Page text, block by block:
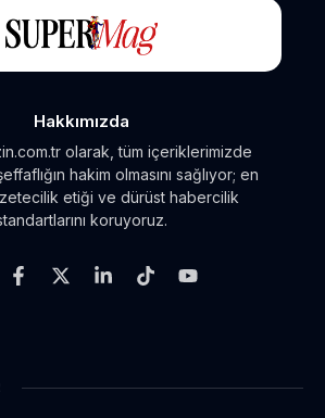
Hakkımızda
olarak, tüm içeriklerimizde
hakim olmasını sağlıyor; en
etiği ve dürüst habercilik
koruyoruz.